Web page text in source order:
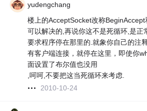
yudengchang
楼上的AcceptSocket改称
可以解决的,再说你这不是死循环,是正
要求程序停在那里的.就象你自己的注
有客户端连接，就停在这里，即使你
面设置了布尔值也没用
,呵呵,不要把这当死循环来考虑.
2010-10-24